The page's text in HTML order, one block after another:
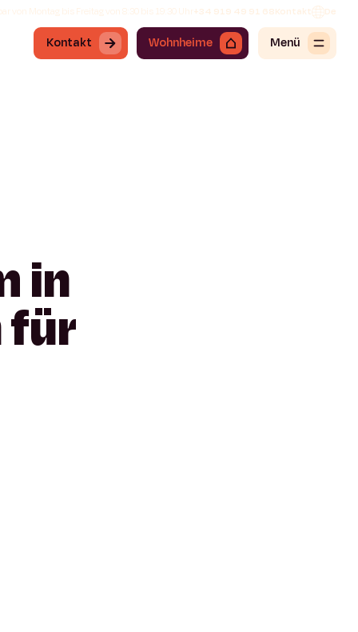
von Montag bis Freitag von 8:30 bis 19:30 Uhr+34 919 49 91 68Kontakt De
Kontakt Wohnheime Menü
in
für